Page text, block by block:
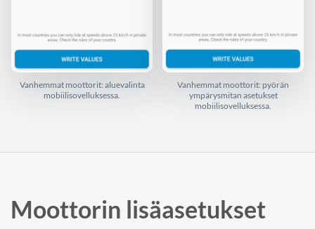
Vanhemmat moottorit: aluevalinta
mobiilisovelluksessa.
Vanhemmat moottorit: pyörän
ympärysmitan asetukset
mobiilisovelluksessa.
Moottorin lisäasetukset